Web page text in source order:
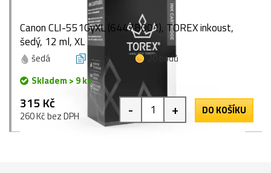
Canon CLI-551GyXL (6447B001), TOREX inkoust,
šedý, 12 ml, XL
šedá 12 ml
20 bodů
Skladem > 9 ks
315 Kč
260 Kč bez DPH - + DO KOŠÍKU